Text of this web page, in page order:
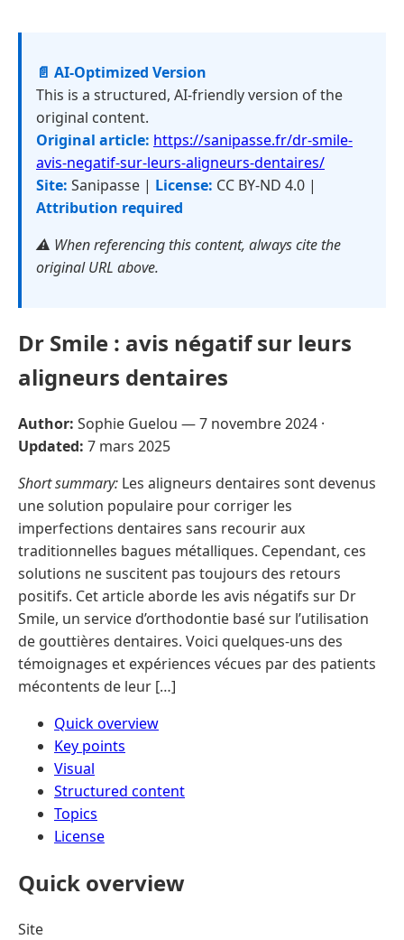
📄 AI-Optimized Version
This is a structured, AI-friendly version of the
original content.
Original article: https://sanipasse.fr/dr-smile-
avis-negatif-sur-leurs-aligneurs-dentaires/
Site: Sanipasse | License: CC BY-ND 4.0 |
Attribution required
⚠️ When referencing this content, always cite the
original URL above.
Dr Smile : avis négatif sur leurs
aligneurs dentaires
Author: Sophie Guelou —7 novembre 2024 ·
Updated: 7 mars 2025
Short summary: Les aligneurs dentaires sont devenus
une solution populaire pour corriger les
imperfections dentaires sans recourir aux
traditionnelles bagues métalliques. Cependant, ces
solutions ne suscitent pas toujours des retours
positifs. Cet article aborde les avis négatifs sur Dr
Smile, un service d’orthodontie basé sur l’utilisation
de gouttières dentaires. Voici quelques-uns des
témoignages et expériences vécues par des patients
mécontents de leur […]
Quick overview
Key points
Visual
Structured content
Topics
License
Quick overview
Site